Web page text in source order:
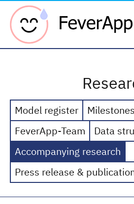
Model register Milestones
FeverApp-Team
Data
Accompanying research
Press release &